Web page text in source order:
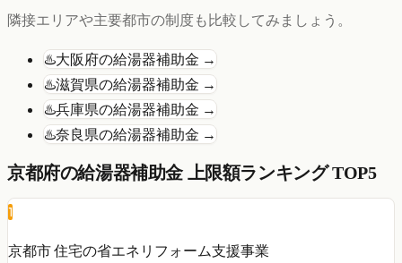
隣接エリアや主要都市の制度も比較してみましょう。
♨️大阪府の給湯器補助金 →
♨️滋賀県の給湯器補助金 →
♨️兵庫県の給湯器補助金 →
♨️奈良県の給湯器補助金 →
京都府の給湯器補助金 上限額ランキング TOP5
1
京都市 住宅の省エネリフォーム支援事業